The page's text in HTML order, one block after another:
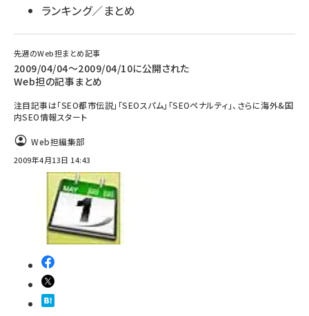
ランキング／まとめ
先週のWeb担まとめ記事
2009/04/04～2009/04/10に公開された
Web担の記事まとめ
注目記事は「SEO都市伝説」「SEOスパム」「SEOペナルティ」、さらに海外&国
内SEO情報スタート
Web担編集部
2009年4月13日 14:43